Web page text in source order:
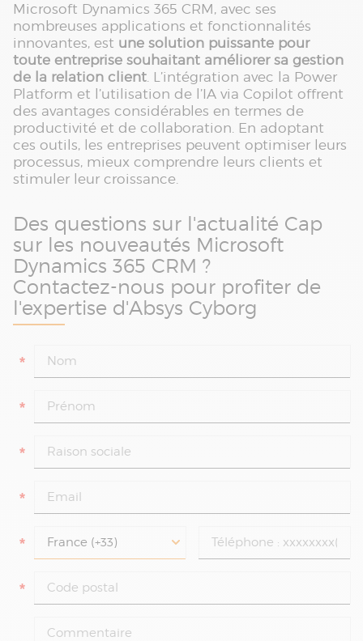
Microsoft Dynamics 365 CRM, avec ses
nombreuses applications et fonctionnalités
innovantes, est une solution puissante pour
toute entreprise souhaitant améliorer sa gestion
de la relation client. L’intégration avec la Power
Platform et l’utilisation de l’IA via Copilot offrent
des avantages considérables en termes de
productivité et de collaboration. En adoptant
ces outils, les entreprises peuvent optimiser leurs
processus, mieux comprendre leurs clients et
stimuler leur croissance.
Des questions sur l'actualité Cap
sur les nouveautés Microsoft
Dynamics 365 CRM ?
Contactez-nous pour profiter de
l'expertise d'Absys Cyborg
*
*
*
*
*
*